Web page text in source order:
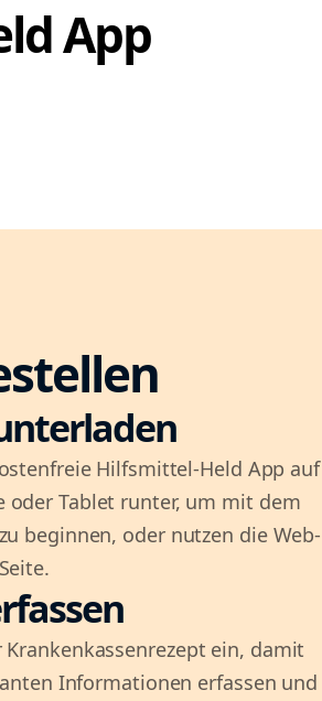
App
Hilfsmittel-Held App auf
oder Tablet runter, um mit dem
beginnen, oder nutzen die Web-
Krankenkassenrezept ein, damit
Informationen erfassen und